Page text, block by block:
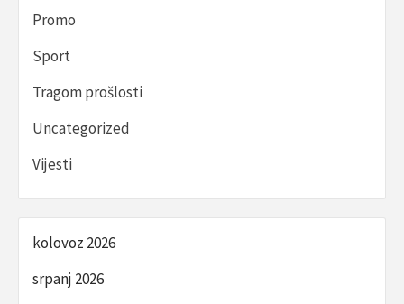
Promo
Sport
Tragom prošlosti
Uncategorized
Vijesti
kolovoz 2026
srpanj 2026